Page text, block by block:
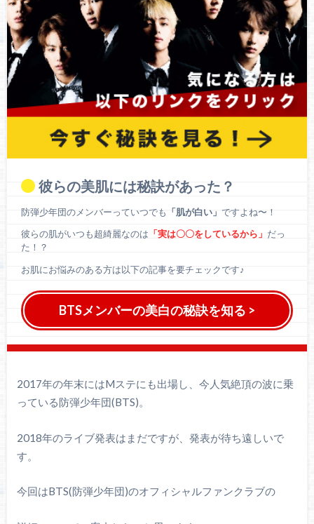
彼らの美肌には秘訣があった？
防弾少年団のメンバーっていつでも 「肌が白い」 ですよね〜！
彼らの肌がいつも超綺麗なのは 「実は〇〇をしているから」 だっ
た！？
お肌にお悩みのある方は以下の記事を要チェックです♪
BTSメンバーの美白の秘訣を知る >
2017年の年末にはMステにも出場し、今人気絶頂の波に乗
っている防弾少年団(BTS)。
2018年のライブ発表はまだですが、発表が待ち遠しいで
す。
今回はBTS(防弾少年団)のオフィシャルファンクラブの